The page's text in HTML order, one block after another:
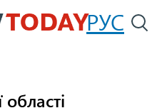
РУС